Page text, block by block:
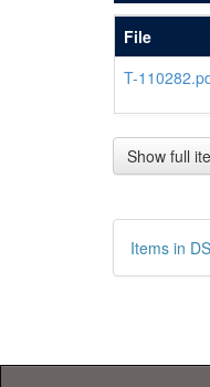
File
T-
Show full
Items in